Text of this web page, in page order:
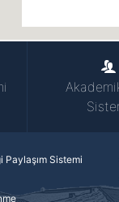
Paylaşım Sistemi